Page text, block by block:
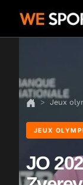
Jeux
JEUX
JO